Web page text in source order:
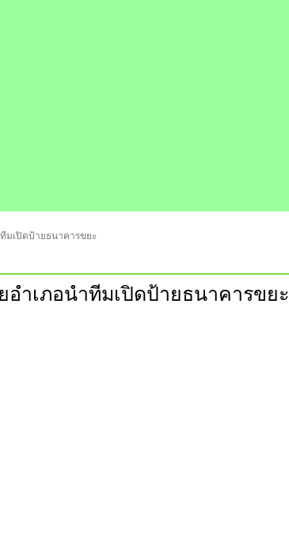
มเปิดป้ายธนาคารขยะ
อำเภอนำทีมเปิดป้ายธนาคารขยะ